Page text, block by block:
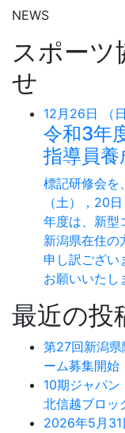
NEWS
スポーツ
せ
12月26日 （日
令和3年
指導員養
標記研修会を
（土），20
年度は、新型
新潟県在住の
申し訳ござい
お願いいたし
最近の投
第27回新潟
ーム募集開始
10期ジャパン
北信越ブロッ
2026年5月31